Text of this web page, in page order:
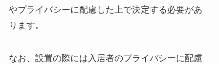
やプライバシーに配慮した上で決定する必要があ
ります。
なお、設置の際には入居者のプライバシーに配慮